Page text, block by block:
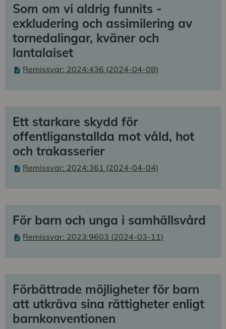
Som om vi aldrig funnits -
exkludering och assimilering av
tornedalingar, kväner och
lantalaiset
Remissvar: 2024:436 (2024-04-08)
Ett starkare skydd för
offentliganstallda mot våld, hot
och trakasserier
Remissvar: 2024:361 (2024-04-04)
För barn och unga i samhällsvård
Remissvar: 2023:9603 (2024-03-11)
Förbättrade möjligheter för barn
att utkräva sina rättigheter enligt
barnkonventionen